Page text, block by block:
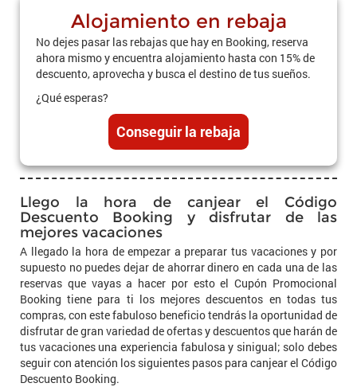
Alojamiento en rebaja
No dejes pasar las rebajas que hay en Booking, reserva
ahora mismo y encuentra alojamiento hasta con 15% de
descuento, aprovecha y busca el destino de tus sueños.
¿Qué esperas?
Conseguir la rebaja
Llego la hora de canjear el Código
Descuento Booking y disfrutar de las
mejores vacaciones
A llegado la hora de empezar a preparar tus vacaciones y por
supuesto no puedes dejar de ahorrar dinero en cada una de las
reservas que vayas a hacer por esto el Cupón Promocional
Booking tiene para ti los mejores descuentos en todas tus
compras, con este fabuloso beneficio tendrás la oportunidad de
disfrutar de gran variedad de ofertas y descuentos que harán de
tus vacaciones una experiencia fabulosa y sinigual; solo debes
seguir con atención los siguientes pasos para canjear el Código
Descuento Booking.